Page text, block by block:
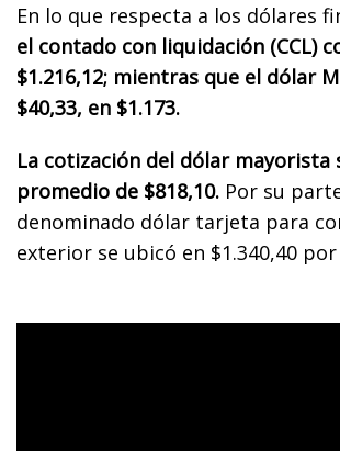
En lo que respecta a los dólares
el contado con liquidación (CCL)
$1.216,12; mientras que el dólar
$40,33, en $1.173.
La cotización del dólar mayorista
promedio de $818,10. Por su
denominado dólar tarjeta para
exterior se ubicó en $1.340,40